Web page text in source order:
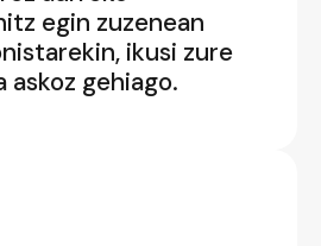
egin zuzenean
ikusi zure
askoz gehiago.